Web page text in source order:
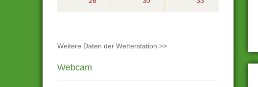
Weitere Daten der Wetterstation >>
Webcam